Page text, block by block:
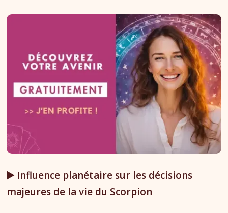
▶️ Influence planétaire sur les décisions
majeures de la vie du Scorpion